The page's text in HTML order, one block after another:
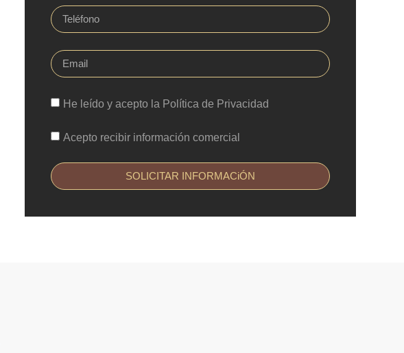
He leído y acepto la Política de Privacidad
Acepto recibir información comercial
SOLICITAR INFORMACiÓN